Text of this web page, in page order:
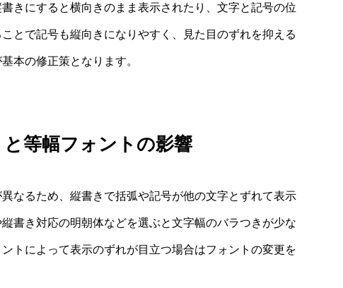
きにすると横向きのまま表示されたり、文字と記号の位
とで記号も縦向きになりやすく、見た目のずれを抑える
本の修正策となります。
等幅フォントの影響
なるため、縦書きで括弧や記号が他の文字とずれて表示
書き対応の明朝体などを選ぶと文字幅のバラつきが少な
トによって表示のずれが目立つ場合はフォントの変更を